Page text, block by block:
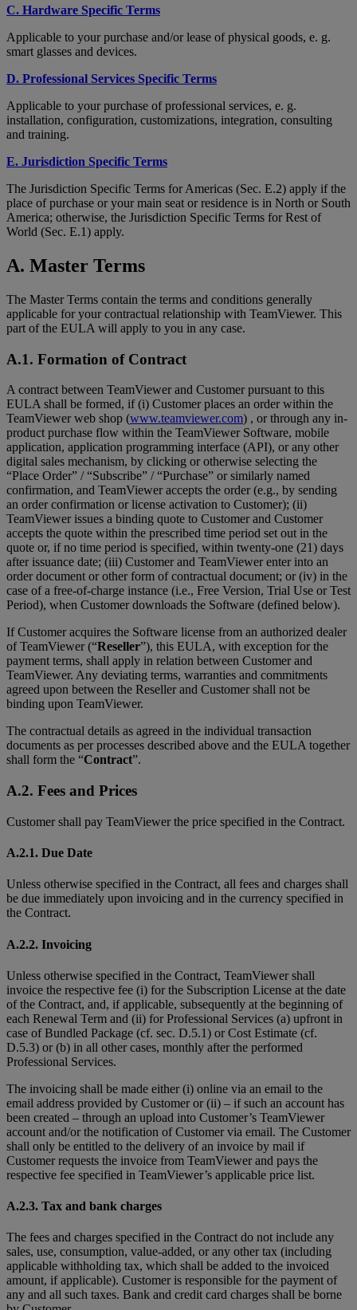
C. Hardware Specific Terms
Applicable to your purchase and/or lease of physical goods, e. g.
smart glasses and devices.
D. Professional Services Specific Terms
Applicable to your purchase of professional services, e. g.
installation, configuration, customizations, integration, consulting
and training.
E. Jurisdiction Specific Terms
The Jurisdiction Specific Terms for Americas (Sec. E.2) apply if the
place of purchase or your main seat or residence is in North or South
America; otherwise, the Jurisdiction Specific Terms for Rest of
World (Sec. E.1) apply.
A. Master Terms
The Master Terms contain the terms and conditions generally
applicable for your contractual relationship with TeamViewer. This
part of the EULA will apply to you in any case.
A.1. Formation of Contract
A contract between TeamViewer and Customer pursuant to this
EULA shall be formed, if (i) Customer places an order within the
TeamViewer web shop (www.teamviewer.com) , or through any in-
product purchase flow within the TeamViewer Software, mobile
application, application programming interface (API), or any other
digital sales mechanism, by clicking or otherwise selecting the
“Place Order” / “Subscribe” / “Purchase” or similarly named
confirmation, and TeamViewer accepts the order (e.g., by sending
an order confirmation or license activation to Customer); (ii)
TeamViewer issues a binding quote to Customer and Customer
accepts the quote within the prescribed time period set out in the
quote or, if no time period is specified, within twenty-one (21) days
after issuance date; (iii) Customer and TeamViewer enter into an
order document or other form of contractual document; or (iv) in the
case of a free-of-charge instance (i.e., Free Version, Trial Use or Test
Period), when Customer downloads the Software (defined below).
If Customer acquires the Software license from an authorized dealer
of TeamViewer (“Reseller”), this EULA, with exception for the
payment terms, shall apply in relation between Customer and
TeamViewer. Any deviating terms, warranties and commitments
agreed upon between the Reseller and Customer shall not be
binding upon TeamViewer.
The contractual details as agreed in the individual transaction
documents as per processes described above and the EULA together
shall form the “Contract”.
A.2. Fees and Prices
Customer shall pay TeamViewer the price specified in the Contract.
A.2.1. Due Date
Unless otherwise specified in the Contract, all fees and charges shall
be due immediately upon invoicing and in the currency specified in
the Contract.
A.2.2. Invoicing
Unless otherwise specified in the Contract, TeamViewer shall
invoice the respective fee (i) for the Subscription License at the date
of the Contract, and, if applicable, subsequently at the beginning of
each Renewal Term and (ii) for Professional Services (a) upfront in
case of Bundled Package (cf. sec. D.5.1) or Cost Estimate (cf.
D.5.3) or (b) in all other cases, monthly after the performed
Professional Services.
The invoicing shall be made either (i) online via an email to the
email address provided by Customer or (ii) – if such an account has
been created – through an upload into Customer’s TeamViewer
account and/or the notification of Customer via email. The Customer
shall only be entitled to the delivery of an invoice by mail if
Customer requests the invoice from TeamViewer and pays the
respective fee specified in TeamViewer’s applicable price list.
A.2.3. Tax and bank charges
The fees and charges specified in the Contract do not include any
sales, use, consumption, value-added, or any other tax (including
applicable withholding tax, which shall be added to the invoiced
amount, if applicable). Customer is responsible for the payment of
any and all such taxes. Bank and credit card charges shall be borne